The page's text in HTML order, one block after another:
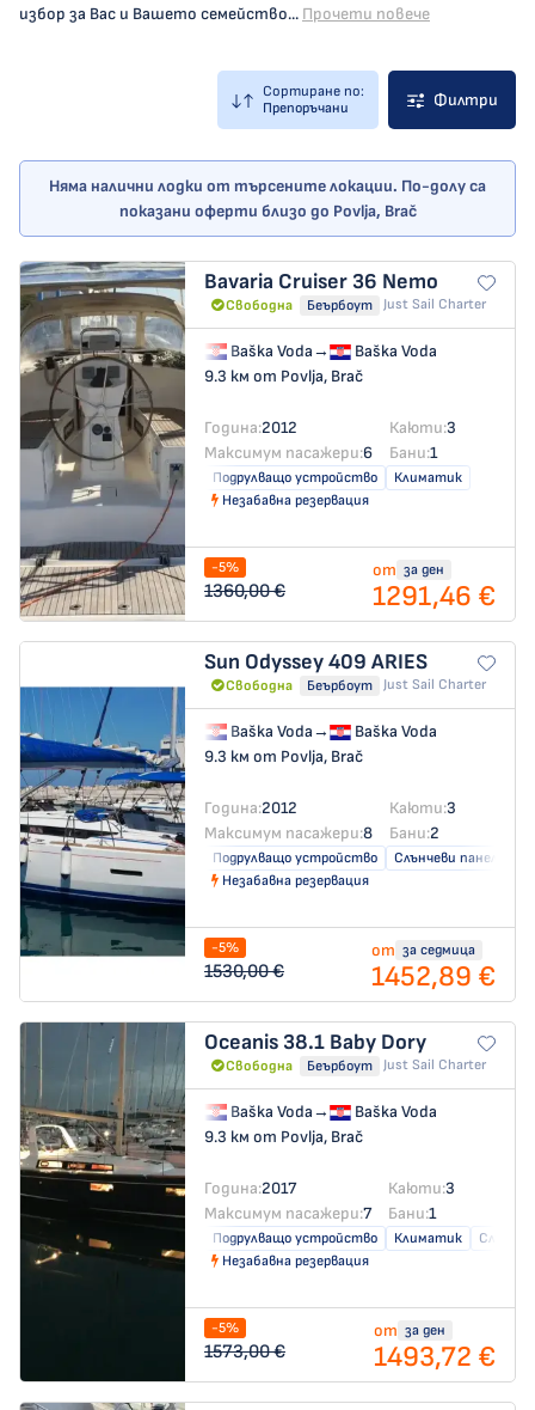
избор за Вас и Вашето семейство... Прочети повече
Сортиране по:
Препоръчани
Филтри
Няма налични лодки от търсените локации. По-долу са
показани оферти близо до Povlja, Brač
Bavaria Cruiser 36 Nemo
Свободна Беърбоут Just Sail Charter
Baška Voda→
Baška Voda
9.3 км от Povlja, Brač
Година:2012 Каюти:3
Максимум пасажери:6 Бани:1
Подрулващо устройство
Климатик
Незабавна резервация
-5%
1360,00 €
от за ден
1291,46 €
Sun Odyssey 409 ARIES
Свободна Беърбоут Just Sail Charter
Baška Voda→
Baška Voda
9.3 км от Povlja, Brač
Година:2012 Каюти:3
Максимум пасажери:8 Бани:2
Подрулващо устройство
Слънчеви панели
Незабавна резервация
-5%
1530,00 €
от за седмица
1452,89 €
Oceanis 38.1 Baby Dory
Свободна Беърбоут Just Sail Charter
Baška Voda→
Baška Voda
9.3 км от Povlja, Brač
Година:2017 Каюти:3
Максимум пасажери:7 Бани:1
Подрулващо устройство Климатик
Незабавна резервация
-5%
1573,00 €
от за ден
1493,72 €